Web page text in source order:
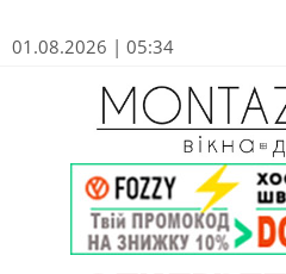
01.08.2026 | 05:34